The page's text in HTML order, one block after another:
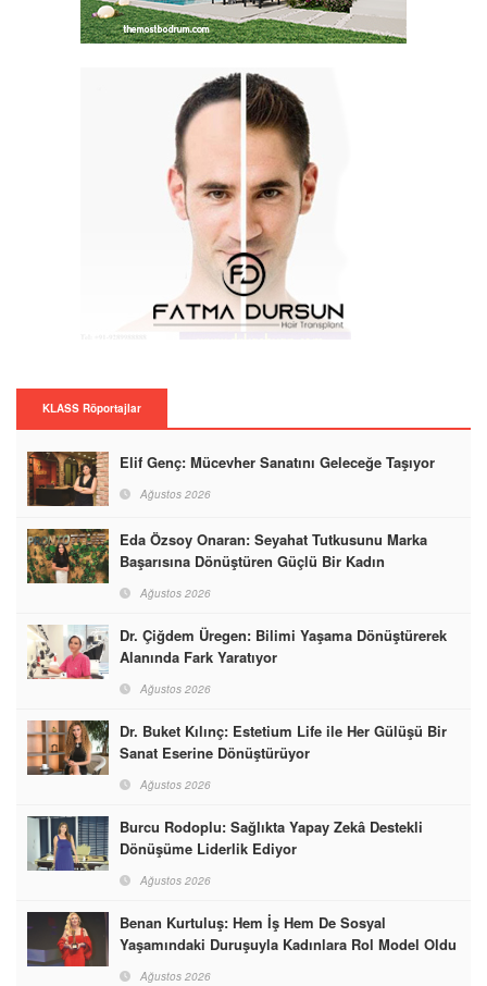
KLASS Röportajlar
Elif Genç: Mücevher Sanatını Geleceğe Taşıyor
Ağustos 2026
Eda Özsoy Onaran: Seyahat Tutkusunu Marka
Başarısına Dönüştüren Güçlü Bir Kadın
Ağustos 2026
Dr. Çiğdem Üregen: Bilimi Yaşama Dönüştürerek
Alanında Fark Yaratıyor
Ağustos 2026
Dr. Buket Kılınç: Estetium Life ile Her Gülüşü Bir
Sanat Eserine Dönüştürüyor
Ağustos 2026
Burcu Rodoplu: Sağlıkta Yapay Zekâ Destekli
Dönüşüme Liderlik Ediyor
Ağustos 2026
Benan Kurtuluş: Hem İş Hem De Sosyal
Yaşamındaki Duruşuyla Kadınlara Rol Model Oldu
Ağustos 2026